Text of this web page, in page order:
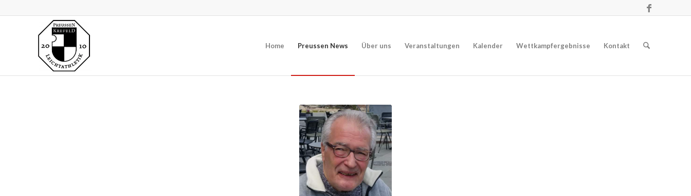
Home Preussen News Über uns Veranstaltungen Kalender Wettkampfergebnisse Kontakt